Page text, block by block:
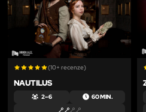
(10+ recenze)
NAUTILUS
2 – 6 60 MIN.